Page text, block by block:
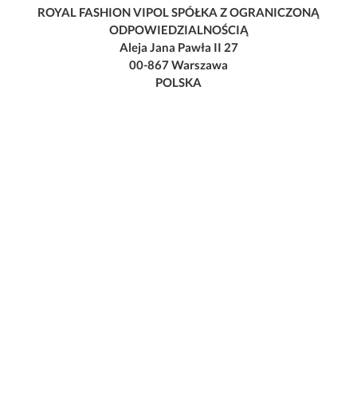
ROYAL FASHION VIPOL SPÓŁKA Z OGRANICZONĄ
ODPOWIEDZIALNOŚCIĄ
Aleja Jana Pawła II 27
00-867 Warszawa
POLSKA